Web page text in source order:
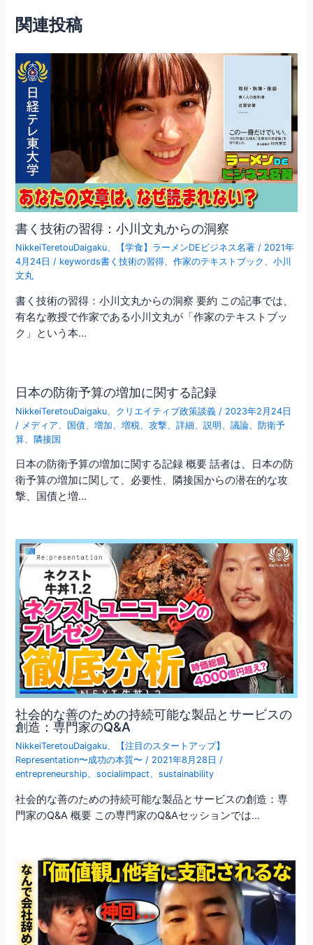
o
o
k
ビ
ゲ
シ
ョ
関連投稿
書く技術の習得：小川文丸からの洞察
NikkeiTeretouDaigaku、 【学食】ラーメンDEビジネス名著 / 2021年
4月24日 / keywords書く技術の習得、作家のテキストブック 、小川
文丸
書く技術の習得：小川文丸からの洞察 要約 この記事では、
有名な教授で作家である小川文丸が「作家のテキストブッ
ク」という本…
日本の防衛予算の増加に関する記録
NikkeiTeretouDaigaku クリエイティブ政策談義 / 2023年2月24日
/ メディア 国債 、増加 、増税 、攻撃 、詳細 、説明 、議論
防衛予
算
隣接国
日本の防衛予算の増加に関する記録 概要 話者は、日本の防
衛予算の増加に関して、必要性、隣接国からの潜在的な攻
撃、国債と増…
社会的な善のための持続可能な製品とサービスの
創造：専門家のQ&A
NikkeiTeretouDaigaku、
【注目のスタートアップ】
Representation〜成功の本質〜 / 2021年8月28日 /
entrepreneurship、socialimpact、sustainability
社会的な善のための持続可能な製品とサービスの創造：専
門家のQ&A 概要 この専門家のQ&Aセッションでは…